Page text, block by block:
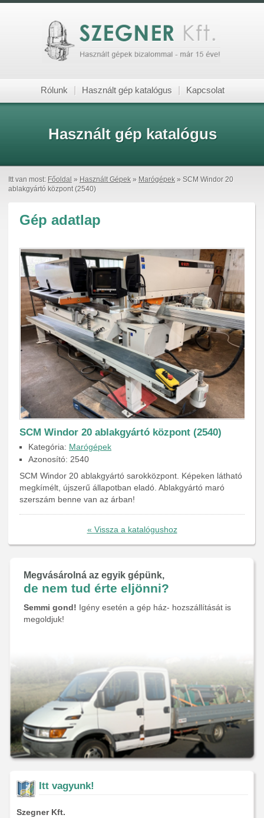
Rólunk Használt gép katalógus Kapcsolat
Használt gép katalógus
Itt van most: Főoldal » Használt Gépek » Marógépek » SCM Windor 20
ablakgyártó központ (2540)
Gép adatlap
SCM Windor 20 ablakgyártó központ (2540)
Kategória: Marógépek
Azonosító: 2540
SCM Windor 20 ablakgyártó sarokközpont. Képeken látható
megkímélt, újszerű állapotban eladó. Ablakgyártó maró
szerszám benne van az árban!
« Vissza a katalógushoz
Megvásárolná az egyik gépünk,
de nem tud érte eljönni?
Semmi gond! Igény esetén a gép ház- hozszállítását is
megoldjuk!
Itt vagyunk!
Szegner Kft.